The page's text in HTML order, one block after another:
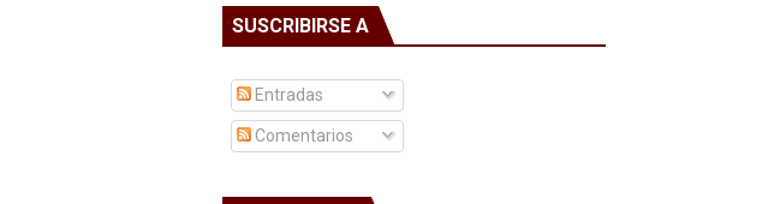
SUSCRIBIRSE A
Entradas
Comentarios